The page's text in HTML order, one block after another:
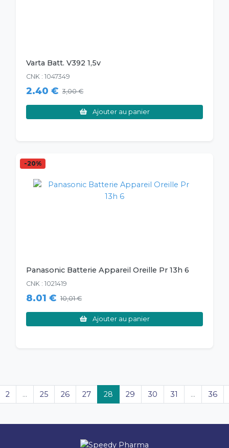
Varta Batt. V392 1,5v
CNK : 1047349
2.40 € 3,00 €
Ajouter au panier
-20%
Panasonic Batterie Appareil Oreille Pr 13h 6
CNK : 1021419
8.01 € 10,01 €
Ajouter au panier
2 ... 25 26 27 28 29 30 31 ... 36